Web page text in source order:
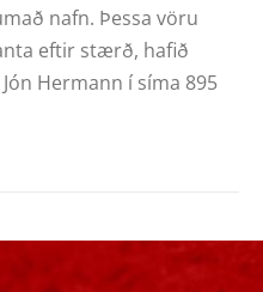
nafn. Þessa vöru
eftir stærð, hafið
Hermann í síma 895